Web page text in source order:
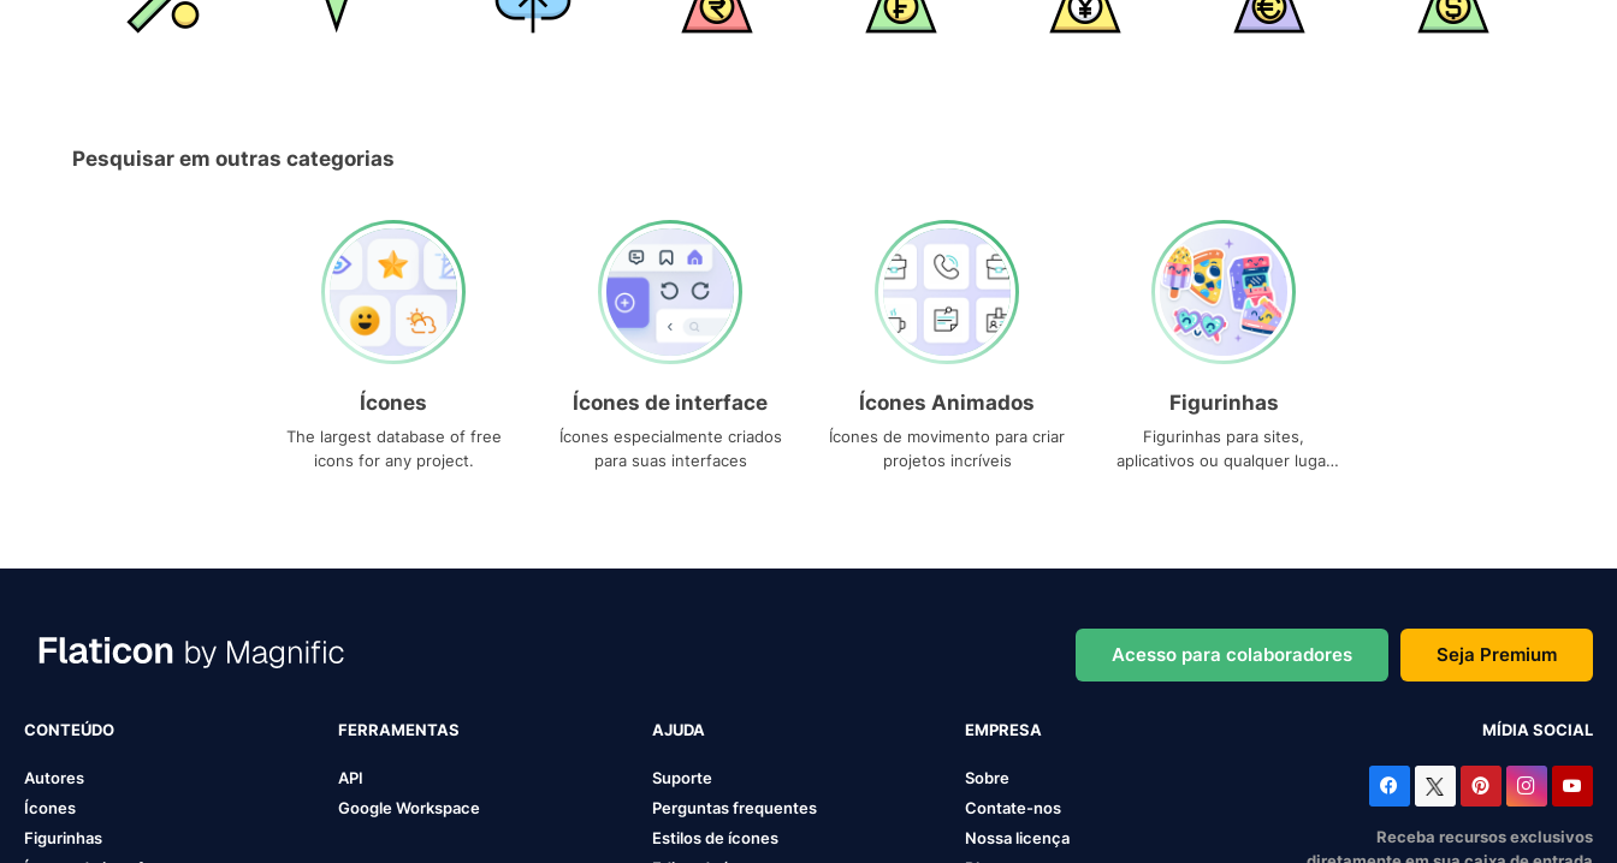
Pesquisar em outras categorias
Ícones
The largest database of free
icons for any project.
Ícones de interface
Ícones especialmente criados
para suas interfaces
Ícones Animados
Ícones de movimento para criar
projetos incríveis
Figurinhas
Figurinhas para sites,
aplicativos ou qualquer lugar
Acesso para colaboradores Seja Premium
CONTEÚDO
Autores
Ícones
Figurinhas
FERRAMENTAS
API
Google Workspace
AJUDA
Suporte
Perguntas frequentes
Estilos de ícones
EMPRESA
Sobre
Contate-nos
Nossa licença
MÍDIA SOCIAL
Receba recursos exclusivos